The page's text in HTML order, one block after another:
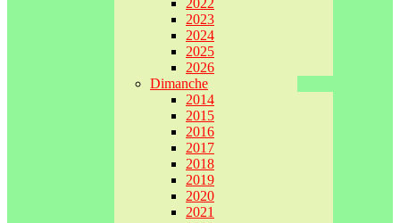
2022
2023
2024
2025
2026
Dimanche
2014
2015
2016
2017
2018
2019
2020
2021